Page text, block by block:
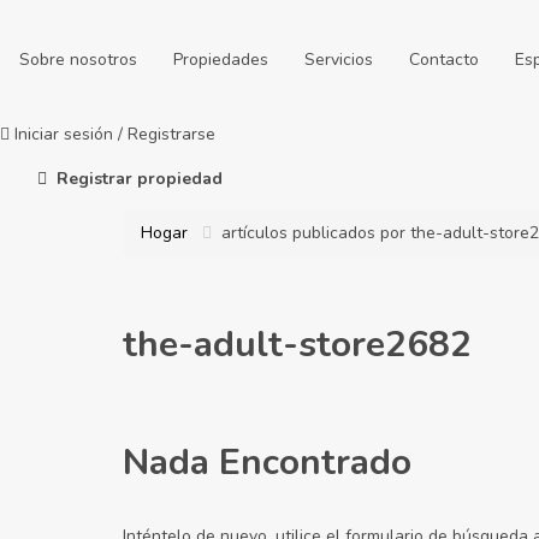
Sobre nosotros Propiedades Servicios Contacto
Iniciar sesión / Registrarse
Registrar propiedad
Hogar artículos publicados por the-adult-
the-adult-store2682
Nada Encontrado